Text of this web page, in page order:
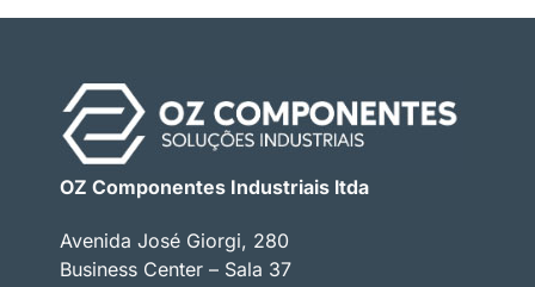
OZ Componentes Industriais ltda
Avenida José Giorgi, 280
Business Center – Sala 37